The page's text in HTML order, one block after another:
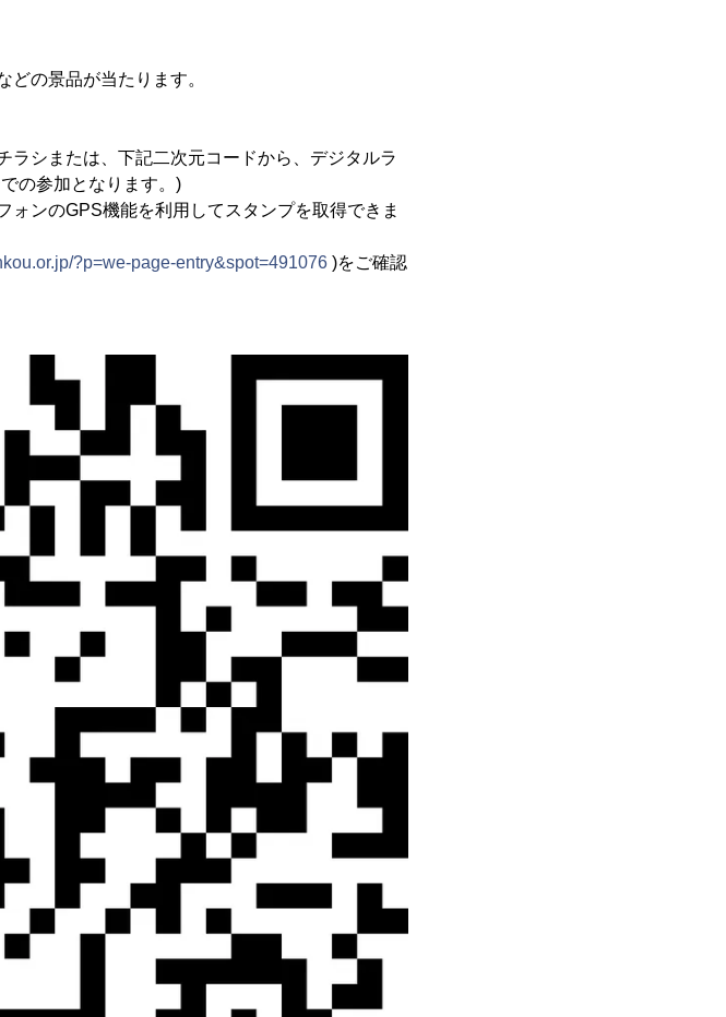
の景品が当たります。
ラシまたは、下記二次元コードから、デジタルラ
の参加となります。)
ンのGPS機能を利用してスタンプを取得できま
?p=we-page-entry&spot=491076 )をご確認